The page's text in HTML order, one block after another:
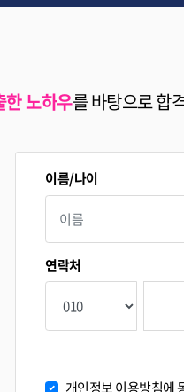
한 노하우를 바탕으로 합
이름/나이
연락처
개인정보 이용방침에